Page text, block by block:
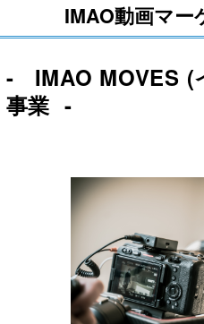
IMAO動画マ
- IMAO MOVES (
事業 -